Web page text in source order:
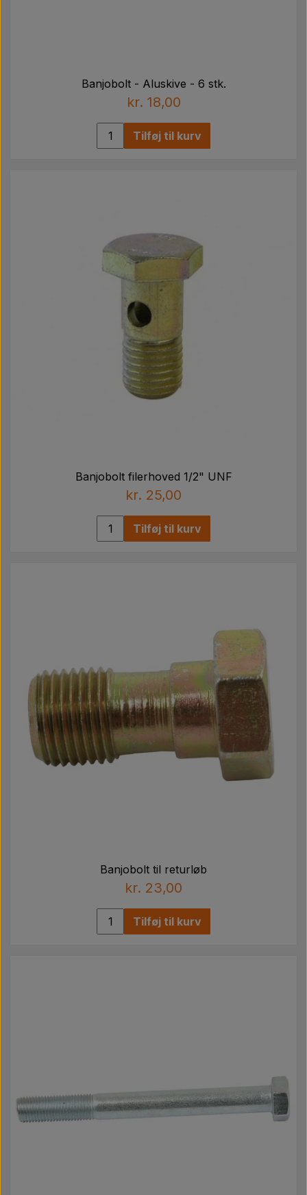
Banjobolt - Aluskive - 6 stk.
kr. 18,00
Tilføj til kurv
Banjobolt filerhoved 1/2" UNF
kr. 25,00
Tilføj til kurv
Banjobolt til returløb
kr. 23,00
Tilføj til kurv